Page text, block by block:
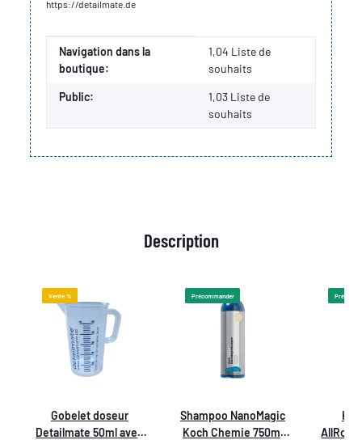
https://detailmate.de
Valeur
Fabricant
Navigation dans la
boutique:
1,04 Liste de
souhaits
Public: 1,03 Liste de
souhaits
Description
Vente %
Gobelet doseur
Detailmate 50ml avec
Précommander
Shampoo NanoMagic
Koch Chemie 750ml